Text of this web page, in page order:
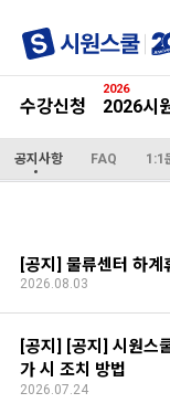
수강신청 2026시
2026
공지사항 FAQ 1:1
[공지] 물류센터 하계
2026.08.03
[공지] [공지] 시원스
가 시 조치 방법
2026.07.24